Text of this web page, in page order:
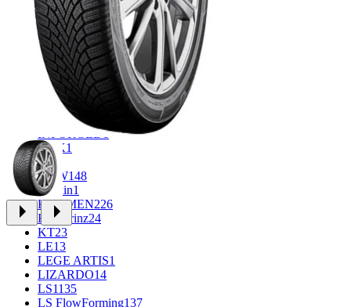
CROSS_STREET31
Eurodisk1
FF30
FR REPLICA1
GR34
Grizzly3
iFree914
iFree Original
INFORGED1
K&K1
K72
KDW148
Keskin1
KHOMEN226
Kronprinz24
KT23
LE13
LEGE ARTIS1
LIZARDO14
LS1135
LS FlowForming137